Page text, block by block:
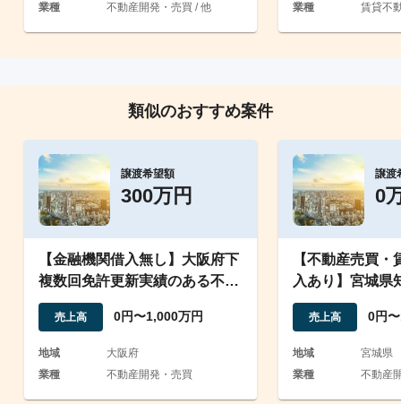
業種
不動産開発・売買 / 他
業種
賃貸不
類似のおすすめ案件
譲渡希望額
300万円
【金融機関借入無し】大阪府下
複数回免許更新実績のある不動
産売買仲介会社法人譲渡
売上高 0円〜1,000万円
地域
大阪府
業種
不動産開発・売買
譲渡
0
【不動産売買
入あり】宮城県
不動産法人譲渡
売上高 0円
地域
宮城県
業種
不動産